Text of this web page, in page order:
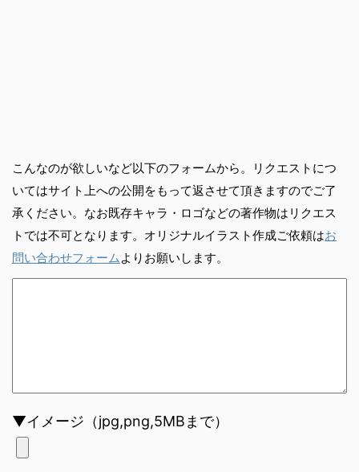
こんなのが欲しいなど以下のフォームから。リクエストにつ
いてはサイト上への公開をもって返させて頂きますのでご了
承ください。なお既存キャラ・ロゴなどの著作物はリクエス
トでは不可となります。オリジナルイラスト作成ご依頼はお
問い合わせフォーム よりお願いします。
▼イメージ（jpg,png,5MBまで）